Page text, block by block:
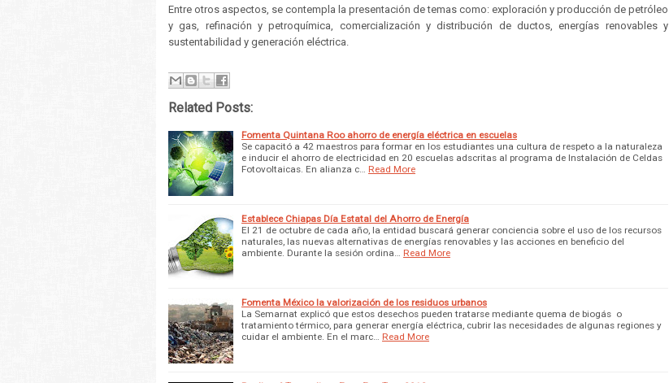
Entre otros aspectos, se contempla la presentación de temas como: exploración y producción de petróleo
y gas, refinación y petroquímica, comercialización y distribución de ductos, energías renovables y
sustentabilidad y generación eléctrica.
Related Posts:
Fomenta Quintana Roo ahorro de energía eléctrica en escuelas
Se capacitó a 42 maestros para formar en los estudiantes una cultura de respeto a la naturaleza
e inducir el ahorro de electricidad en 20 escuelas adscritas al programa de Instalación de Celdas
Fotovoltaicas. En alianza c…
Read More
Establece Chiapas Día Estatal del Ahorro de Energía
El 21 de octubre de cada año, la entidad buscará generar conciencia sobre el uso de los recursos
naturales, las nuevas alternativas de energías renovables y las acciones en beneficio del
ambiente. Durante la sesión ordina…
Read More
Fomenta México la valorización de los residuos urbanos
La Semarnat explicó que estos desechos pueden tratarse mediante quema de biogás o
tratamiento térmico, para generar energía eléctrica, cubrir las necesidades de algunas regiones y
cuidar el ambiente. En el marc…
Read More